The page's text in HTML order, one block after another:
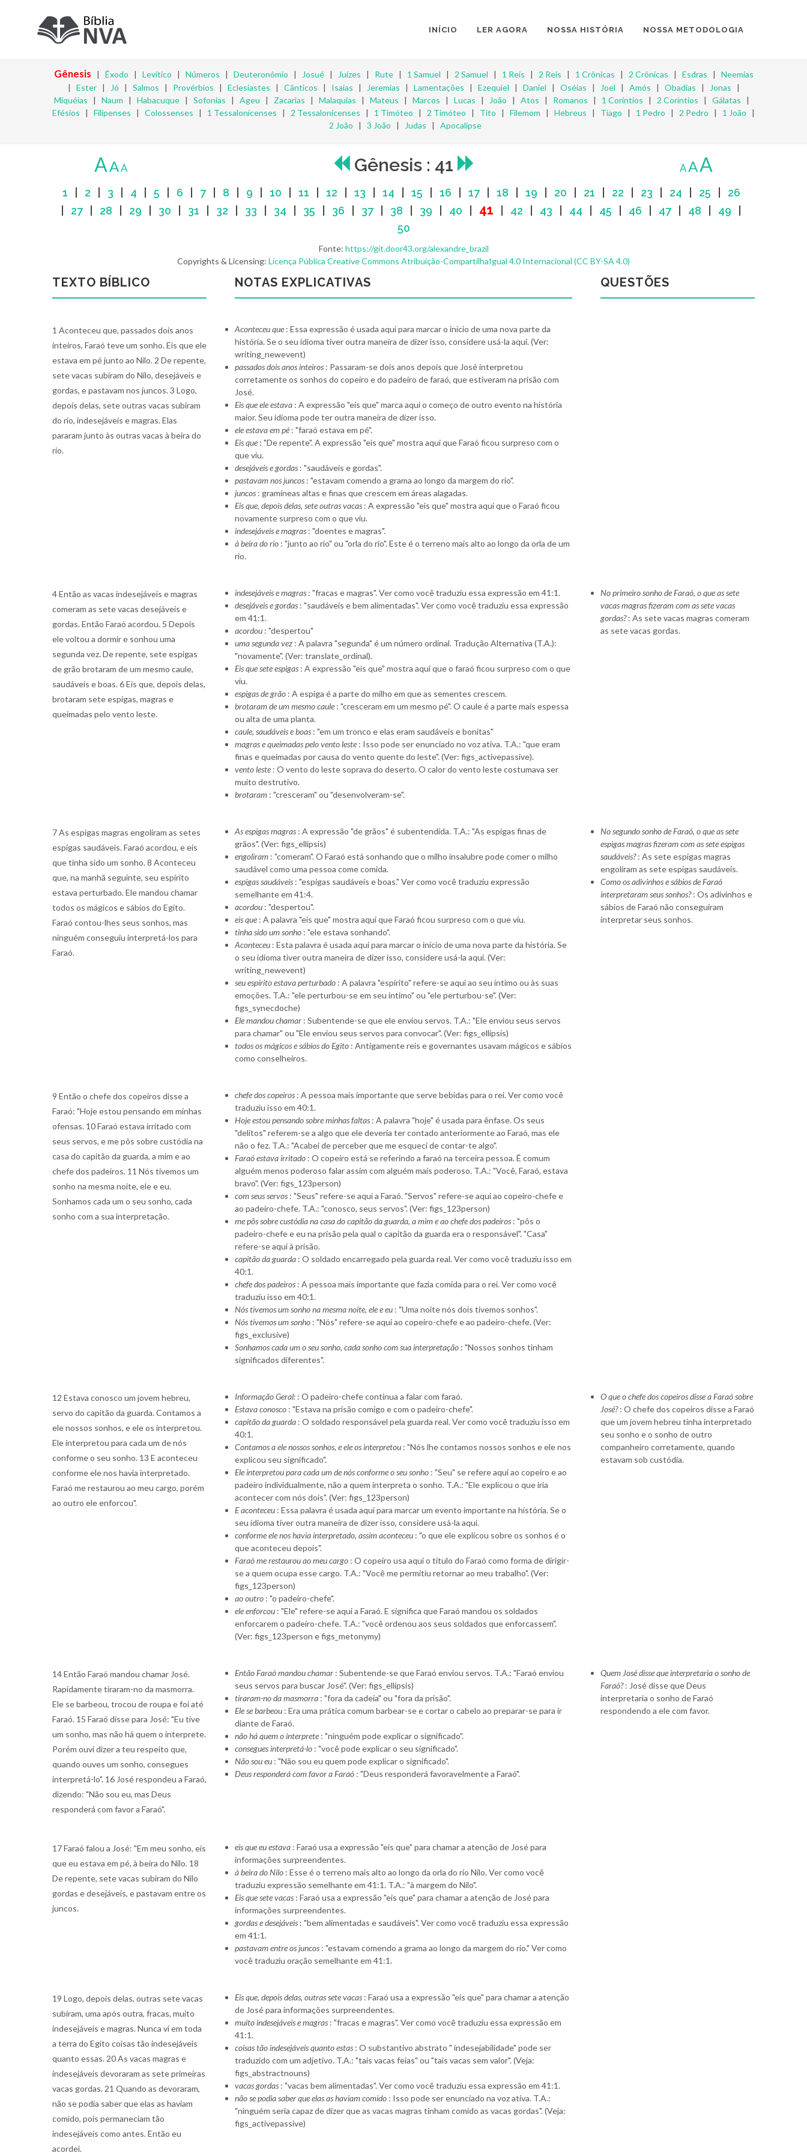
INÍCIO LER AGORA NOSSA HISTÓRIA NOSSA METODOLOGIA
Gênesis | Êxodo | Levítico | Números | Deuteronômio | Josué| Juízes | Rute| 1 Samuel | 2 Samuel | 1 Reis | 2 Reis | 1 Crônicas | 2 Crônicas | Esdras | Neemias
| Ester| Jó | Salmos | Provérbios | Eclesiastes | Cânticos | Isaías | Jeremias | Lamentações | Ezequiel | Daniel | Oséias | Joel | Amós | Obadias | Jonas |
Miquéias | Naum | Habacuque | Sofonias | Ageu | Zacarias | Malaquias | Mateus | Marcos | Lucas | João | Atos | Romanos | 1 Coríntios | 2 Coríntios | Gálatas |
Efésios | Filipenses | Colossenses | 1 Tessalonicenses | 2 Tessalonicenses | 1 Timóteo | 2 Timóteo | Tito | Filemom | Hebreus | Tiago | 1 Pedro | 2 Pedro | 1 João |
2 João | 3 João | Judas | Apocalipse
AAA Gênesis : 41 AAA
1 2 3 4 5 6 7| 8 9 10 11 12 13 14 15 16 17| 18 19 20 21 22 23 24 25
26
27| 28 29 30 31 32 33 34 35 36 37| 38 39 40 41 42 43 44 45 46 47| 48 49
50
Fonte: https://git.door43.org/alexandre_brazil
Copyrights & Licensing: Licença Pública Creative Commons Atribuição-CompartilhaIgual 4.0 Internacional (CC BY-SA 4.0)
TEXTO BÍBLICO NOTAS EXPLICATIVAS QUESTÕES
1 Aconteceu que, passados dois anos
inteiros, Faraó teve um sonho. Eis que ele
estava em pé junto ao Nilo. 2 De repente,
sete vacas subiram do Nilo, desejáveis e
gordas, e pastavam nos juncos. 3 Logo,
depois delas, sete outras vacas subiram
do rio, indesejáveis e magras. Elas
pararam junto às outras vacas à beira do
rio.
Aconteceu que : Essa expressão é usada aqui para marcar o início de uma nova parte da
história. Se o seu idioma tiver outra maneira de dizer isso, considere usá-la aqui. (Ver:
writing_newevent)
passados dois anos inteiros : Passaram-se dois anos depois que José interpretou
corretamente os sonhos do copeiro e do padeiro de faraó, que estiveram na prisão com
José.
Eis que ele estava : A expressão "eis que" marca aqui o começo de outro evento na história
maior. Seu idioma pode ter outra maneira de dizer isso.
ele estava em pé : "faraó estava em pé".
Eis que : "De repente". A expressão "eis que" mostra aqui que Faraó ficou surpreso com o
que viu.
desejáveis e gordas : "saudáveis e gordas".
pastavam nos juncos : "estavam comendo a grama ao longo da margem do rio".
juncos : gramíneas altas e finas que crescem em áreas alagadas.
Eis que, depois delas, sete outras vacas : A expressão "eis que" mostra aqui que o Faraó ficou
novamente surpreso com o que viu.
indesejáveis e magras : "doentes e magras".
à beira do rio : "junto ao rio" ou "orla do rio". Este é o terreno mais alto ao longo da orla de um
rio.
4 Então as vacas indesejáveis e magras
comeram as sete vacas desejáveis e
gordas. Então Faraó acordou. 5 Depois
ele voltou a dormir e sonhou uma
segunda vez. De repente, sete espigas
de grão brotaram de um mesmo caule,
saudáveis e boas. 6 Eis que, depois delas,
brotaram sete espigas, magras e
queimadas pelo vento leste.
indesejáveis e magras : "fracas e magras". Ver como você traduziu essa expressão em 41:1.
desejáveis e gordas : "saudáveis e bem alimentadas". Ver como você traduziu essa expressão
em 41:1.
acordou : "despertou"
uma segunda vez : A palavra "segunda" é um número ordinal. Tradução Alternativa (T.A.):
"novamente". (Ver: translate_ordinal).
Eis que sete espigas : A expressão "eis que" mostra aqui que o faraó ficou surpreso com o que
viu.
espigas de grão : A espiga é a parte do milho em que as sementes crescem.
brotaram de um mesmo caule : "cresceram em um mesmo pé". O caule é a parte mais espessa
ou alta de uma planta.
caule, saudáveis e boas : "em um tronco e elas eram saudáveis ​​e bonitas"
magras e queimadas pelo vento leste : Isso pode ser enunciado no voz ativa. T.A.: "que eram
finas e queimadas por causa do vento quente do leste". (Ver: figs_activepassive).
vento leste : O vento do leste soprava do deserto. O calor do vento leste costumava ser
muito destrutivo.
brotaram : "cresceram" ou "desenvolveram-se".
No primeiro sonho de Faraó, o que as sete
vacas magras fizeram com as sete vacas
gordas?: As sete vacas magras comeram
as sete vacas gordas.
7 As espigas magras engoliram as setes
espigas saudáveis. Faraó acordou, e eis
que tinha sido um sonho. 8 Aconteceu
que, na manhã seguinte, seu espírito
estava perturbado. Ele mandou chamar
todos os mágicos e sábios do Egito.
Faraó contou-lhes seus sonhos, mas
ninguém conseguiu interpretá-los para
Faraó.
As espigas magras : A expressão "de grãos" é subentendida. T.A.: "As espigas finas de
grãos". (Ver: figs_ellipsis)
engoliram : "comeram". O Faraó está sonhando que o milho insalubre pode comer o milho
saudável como uma pessoa come comida.
espigas saudáveis : "espigas saudáveis ​​e boas." Ver como você traduziu expressão
semelhante em 41:4.
acordou : "despertou".
eis que : A palavra "eis que" mostra aqui que Faraó ficou surpreso com o que viu.
tinha sido um sonho : "ele estava sonhando".
Aconteceu : Esta palavra é usada aqui para marcar o início de uma nova parte da história. Se
o seu idioma tiver outra maneira de dizer isso, considere usá-la aqui. (Ver:
writing_newevent)
seu espírito estava perturbado : A palavra "espírito" refere-se aqui ao seu íntimo ou às suas
emoções. T.A.: "ele perturbou-se em seu íntimo" ou "ele perturbou-se". (Ver:
figs_synecdoche)
Ele mandou chamar : Subentende-se que ele enviou servos. T.A.: "Ele enviou seus servos
para chamar" ou "Ele enviou seus servos para convocar". (Ver: figs_ellipsis)
todos os mágicos e sábios do Egito : Antigamente reis e governantes usavam mágicos e sábios
como conselheiros.
No segundo sonho de Faraó, o que as sete
espigas magras fizeram com as sete espigas
saudáveis?: As sete espigas magras
engoliram as sete espigas saudáveis.
Como os adivinhos e sábios de Faraó
interpretaram seus sonhos?: Os adivinhos e
sábios de Faraó não conseguiram
interpretar seus sonhos.
9 Então o chefe dos copeiros disse a
Faraó: "Hoje estou pensando em minhas
ofensas. 10 Faraó estava irritado com
seus servos, e me pôs sobre custódia na
casa do capitão da guarda, a mim e ao
chefe dos padeiros. 11 Nós tivemos um
sonho na mesma noite, ele e eu.
Sonhamos cada um o seu sonho, cada
sonho com a sua interpretação.
chefe dos copeiros : A pessoa mais importante que serve bebidas para o rei. Ver como você
traduziu isso em 40:1.
Hoje estou pensando sobre minhas faltas : A palavra "hoje" é usada para ênfase. Os seus
"delitos" referem-se a algo que ele deveria ter contado anteriormente ao Faraó, mas ele
não o fez. T.A.: "Acabei de perceber que me esqueci de contar-te algo".
Faraó estava irritado : O copeiro está se referindo a faraó na terceira pessoa. É comum
alguém menos poderoso falar assim com alguém mais poderoso. T.A.: "Você, Faraó, estava
bravo". (Ver: figs_123person)
com seus servos : "Seus" refere-se aqui a Faraó. "Servos" refere-se aqui ao copeiro-chefe e
ao padeiro-chefe. T.A.: "conosco, seus servos". (Ver: figs_123person)
me pôs sobre custódia na casa do capitão da guarda, a mim e ao chefe dos padeiros : "pôs o
padeiro-chefe e eu na prisão pela qual o capitão da guarda era o responsável". "Casa"
refere-se aqui à prisão.
capitão da guarda : O soldado encarregado pela guarda real. Ver como você traduziu isso em
40:1.
chefe dos padeiros : A pessoa mais importante que fazia comida para o rei. Ver como você
traduziu isso em 40:1.
Nós tivemos um sonho na mesma noite, ele e eu : "Uma noite nós dois tivemos sonhos".
Nós tivemos um sonho : "Nós" refere-se aqui ao copeiro-chefe e ao padeiro-chefe. (Ver:
figs_exclusive)
Sonhamos cada um o seu sonho, cada sonho com sua interpretação : "Nossos sonhos tinham
significados diferentes".
12 Estava conosco um jovem hebreu,
servo do capitão da guarda. Contamos a
ele nossos sonhos, e ele os interpretou.
Ele interpretou para cada um de nós
conforme o seu sonho. 13 E aconteceu
conforme ele nos havia interpretado.
Faraó me restaurou ao meu cargo, porém
ao outro ele enforcou".
Informação Geral: : O padeiro-chefe continua a falar com faraó.
Estava conosco : "Estava na prisão comigo e com o padeiro-chefe".
capitão da guarda : O soldado responsável pela guarda real. Ver como você traduziu isso em
40:1.
Contamos a ele nossos sonhos, e ele os interpretou : "Nós lhe contamos nossos sonhos e ele nos
explicou seu significado".
Ele interpretou para cada um de nós conforme o seu sonho : "Seu" se refere aqui ao copeiro e ao
padeiro individualmente, não a quem interpreta o sonho. T.A.: "Ele explicou o que iria
acontecer com nós dois". (Ver: figs_123person)
E aconteceu : Essa palavra é usada aqui para marcar um evento importante na história. Se o
seu idioma tiver outra maneira de dizer isso, considere usá-la aqui.
conforme ele nos havia interpretado, assim aconteceu : "o que ele explicou sobre os sonhos é o
que aconteceu depois".
Faraó me restaurou ao meu cargo : O copeiro usa aqui o título do Faraó como forma de dirigir-
se a quem ocupa esse cargo. T.A.: "Você me permitiu retornar ao meu trabalho". (Ver:
figs_123person)
ao outro : "o padeiro-chefe".
ele enforcou : "Ele" refere-se aqui a Faraó. E significa que Faraó mandou os soldados
enforcarem o padeiro-chefe. T.A.: "você ordenou aos seus soldados que enforcassem".
(Ver: figs_123person e figs_metonymy)
O que o chefe dos copeiros disse a Faraó sobre
José?: O chefe dos copeiros disse a Faraó
que um jovem hebreu tinha interpretado
seu sonho e o sonho de outro
companheiro corretamente, quando
estavam sob custódia.
14 Então Faraó mandou chamar José.
Rapidamente tiraram-no da masmorra.
Ele se barbeou, trocou de roupa e foi até
Faraó. 15 Faraó disse para José: "Eu tive
um sonho, mas não há quem o interprete.
Porém ouvi dizer a teu respeito que,
quando ouves um sonho, consegues
interpretá-lo". 16 José respondeu a Faraó,
dizendo: "Não sou eu, mas Deus
responderá com favor a Faraó".
Então Faraó mandou chamar : Subentende-se que Faraó enviou servos. T.A.: "Faraó enviou
seus servos para buscar José". (Ver: figs_ellipsis)
tiraram-no da masmorra : "fora da cadeia" ou "fora da prisão".
Ele se barbeou : Era uma prática comum barbear-se e cortar o cabelo ao preparar-se para ir
diante de Faraó.
não há quem o interprete : "ninguém pode explicar o significado".
consegues interpretá-lo : "você pode explicar o seu significado".
Não sou eu : "Não sou eu quem pode explicar o significado".
Deus responderá com favor a Faraó : "Deus responderá favoravelmente a Faraó".
Quem José disse que interpretaria o sonho de
Faraó?: José disse que Deus
interpretaria o sonho de Faraó
respondendo a ele com favor.
17 Faraó falou a José: "Em meu sonho, eis
que eu estava em pé, à beira do Nilo. 18
De repente, sete vacas subiram do Nilo
gordas e desejáveis, e pastavam entre os
juncos.
eis que eu estava : Faraó usa a expressão "eis que" para chamar a atenção de José para
informações surpreendentes.
à beira do Nilo : Esse é o terreno mais alto ao longo da orla do rio Nilo. Ver como você
traduziu expressão semelhante em 41:1. T.A.: "à margem do Nilo".
Eis que sete vacas : Faraó usa a expressão "eis que" para chamar a atenção de José para
informações surpreendentes.
gordas e desejáveis : "bem alimentadas e saudáveis". Ver como você traduziu essa expressão
em 41:1.
pastavam entre os juncos : "estavam comendo a grama ao longo da margem do rio." Ver como
você traduziu oração semelhante em 41:1.
19 Logo, depois delas, outras sete vacas
subiram, uma após outra, fracas, muito
indesejáveis e magras. Nunca vi em toda
a terra do Egito coisas tão indesejáveis
quanto essas. 20 As vacas magras e
indesejáveis devoraram as sete primeiras
vacas gordas. 21 Quando as devoraram,
não se podia saber que elas as haviam
comido, pois permaneciam tão
indesejáveis como antes. Então eu
acordei.
Eis que, depois delas, outras sete vacas : Faraó usa a expressão "eis que" para chamar a atenção
de José para informações surpreendentes.
muito indesejáveis e magras : "fracas e magras". Ver como você traduziu essa expressão em
41:1.
coisas tão indesejáveis quanto estas : O substantivo abstrato " indesejabilidade" pode ser
traduzido com um adjetivo. T.A.: "tais vacas feias" ou "tais vacas sem valor". (Veja:
figs_abstractnouns)
vacas gordas : "vacas bem alimentadas". Ver como você traduziu essa expressão em 41:1.
não se podia saber que elas as haviam comido : Isso pode ser enunciado na voz ativa. T.A.:
"ninguém seria capaz de dizer que as vacas magras tinham comido as vacas gordas". (Veja:
figs_activepassive)